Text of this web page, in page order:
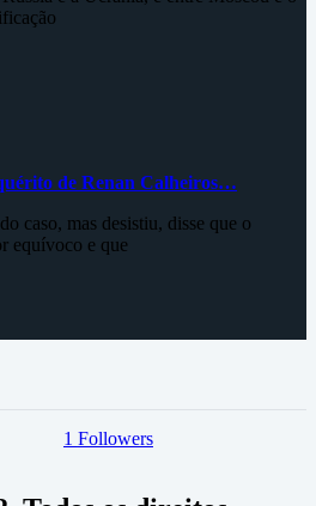
de Renan Calheiros…
caso, mas desistiu, disse que o
equívoco e que
1 Followers